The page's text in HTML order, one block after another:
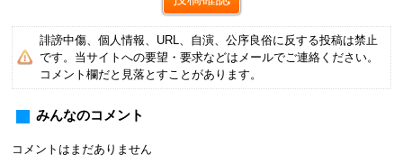
誹謗中傷、個人情報、URL、自演、公序良俗に反する投稿は禁止
です。当サイトへの要望・要求などはメールでご連絡ください。
コメント欄だと見落とすことがあります。
みんなのコメント
コメントはまだありません